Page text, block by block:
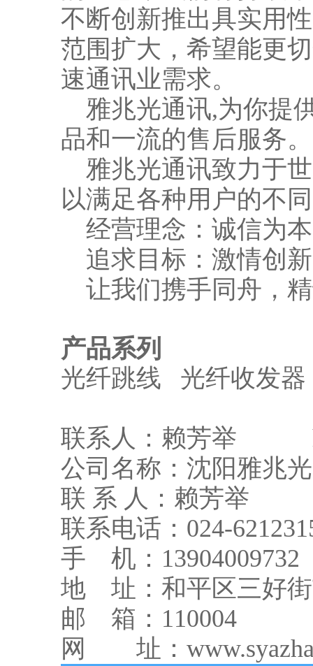
不断创新推出具实用
范围扩大，希望能更
速通讯业需求。
雅兆光通讯,为你提
品和一流的售后服务。
雅兆光通讯致力于
以满足各种用户的不
经营理念：诚信为
追求目标：激情创
让我们携手同舟，
产品系列
光纤跳线 光纤收发
联系人：赖芳举
公司名称：沈阳雅兆
联 系 人：赖芳举
联系电话：024-
手 机：13904009732
地 址：和平区三好街
邮 箱：110004
网 址：